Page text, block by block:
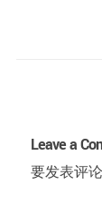
Leave a
要发表评